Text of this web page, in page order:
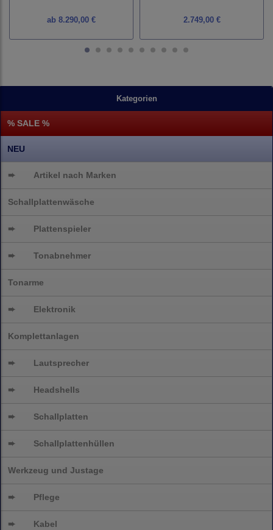
Kategorien
% SALE %
NEU
➨ Artikel nach Marken
Schallplattenwäsche
➨ Plattenspieler
➨ Tonabnehmer
Tonarme
➨ Elektronik
Komplettanlagen
➨ Lautsprecher
➨ Headshells
➨ Schallplatten
➨ Schallplattenhüllen
Werkzeug und Justage
➨ Pflege
➨ Kabel
ab 8.290,00 € 2.749,00 €